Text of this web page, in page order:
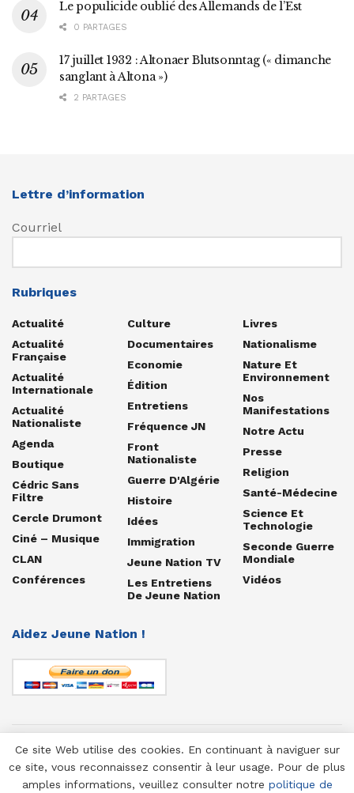
Le populicide oublié des Allemands de l’Est
0 PARTAGES
17 juillet 1932 : Altonaer Blutsonntag (« dimanche
sanglant à Altona »)
2 PARTAGES
Lettre d’information
Courriel
Rubriques
Actualité
Actualité
Française
Actualité
Internationale
Actualité
Nationaliste
Agenda
Boutique
Cédric Sans
Filtre
Cercle Drumont
Ciné – Musique
CLAN
Conférences
Culture
Documentaires
Economie
Édition
Entretiens
Fréquence JN
Front
Nationaliste
Guerre D'Algérie
Histoire
Idées
Immigration
Jeune Nation TV
Les Entretiens
De Jeune Nation
Livres
Nationalisme
Nature Et
Environnement
Nos
Manifestations
Notre Actu
Presse
Religion
Santé-Médecine
Science Et
Technologie
Seconde Guerre
Mondiale
Vidéos
Aidez Jeune Nation !
© 1958-2025 Jeune Nation
Ce site Web utilise des cookies. En continuant à naviguer sur
ce site, vous reconnaissez consentir à leur usage. Pour de plus
amples informations, veuillez consulter notre politique de